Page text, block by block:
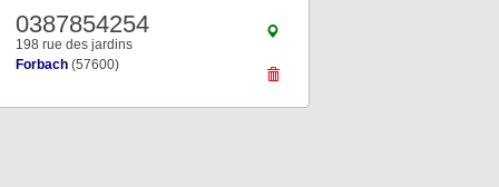
0387854254
198 rue des jardins
Forbach (57600)